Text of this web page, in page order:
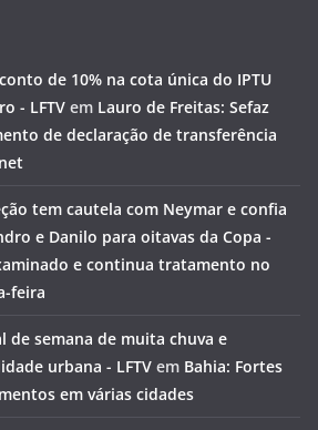
de 10% na cota única do IPTU
- LFTV em Lauro de Freitas: Sefaz
de declaração de transferência
tem cautela com Neymar e confia
e Danilo para oitavas da Copa -
e continua tratamento no
feira
de semana de muita chuva e
urbana - LFTV em Bahia: Fortes
em várias cidades